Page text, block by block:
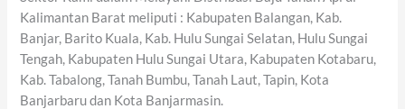
Kalimantan Barat meliputi : Kabupaten Balangan, Kab.
Banjar, Barito Kuala, Kab. Hulu Sungai Selatan, Hulu Sungai
Tengah, Kabupaten Hulu Sungai Utara, Kabupaten Kotabaru,
Kab. Tabalong, Tanah Bumbu, Tanah Laut, Tapin, Kota
Banjarbaru dan Kota Banjarmasin.